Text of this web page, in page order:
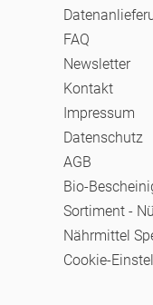
FAQ
Newsletter
Kontakt
Impressum
Datenschutz
AGB
Bio-
Sortiment -
Nährmittel
Cookie-